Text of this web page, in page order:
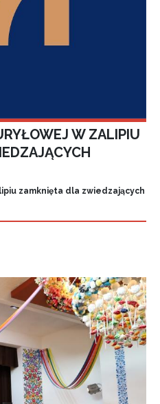
W ZALIPIU
zamknięta dla zwiedzających